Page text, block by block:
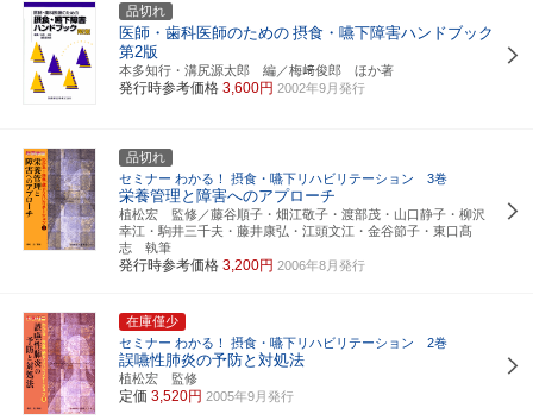
品切れ
医師・歯科医師のための 摂食・嚥下障害ハンドブック
第2版
本多知行・溝尻源太郎 編／梅﨑俊郎 ほか著
発行時参考価格 3,600円 2002年9月発行
品切れ
セミナー わかる！ 摂食・嚥下リハビリテーション 3巻
栄養管理と障害へのアプローチ
植松宏 監修／藤谷順子・畑江敬子・渡部茂・山口静子・柳沢
幸江・駒井三千夫・藤井康弘・江頭文江・金谷節子・東口髙
志 執筆
発行時参考価格 3,200円 2006年8月発行
在庫僅少
セミナー わかる！ 摂食・嚥下リハビリテーション 2巻
誤嚥性肺炎の予防と対処法
植松宏 監修
定価 3,520円 2005年9月発行